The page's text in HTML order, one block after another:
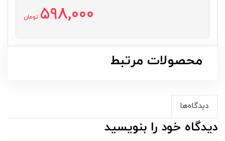
598,000 تومان
محصولات مرتبط
دیدگاه‌ها
دیدگاه خود را بنویسید